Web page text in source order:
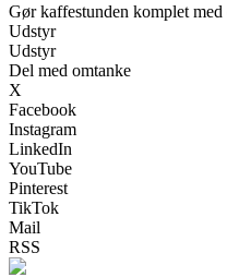
Gør kaffestunden komplet
Udstyr
Udstyr
Del med omtanke
X
Facebook
Instagram
LinkedIn
YouTube
Pinterest
TikTok
Mail
RSS